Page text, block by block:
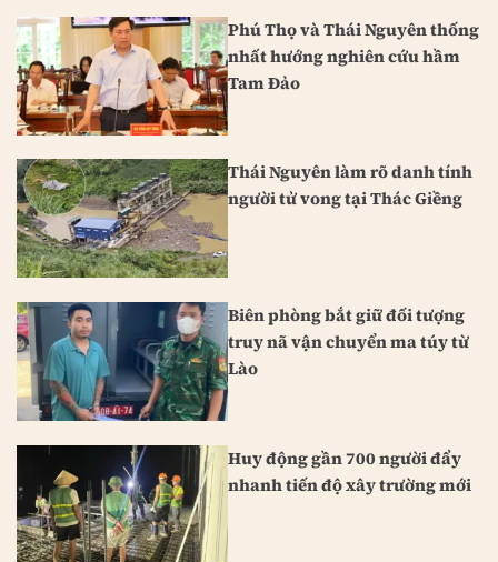
Phú Thọ và Thái Nguyên thống
nhất hướng nghiên cứu hầm
Tam Đảo
Thái Nguyên làm rõ danh tính
người tử vong tại Thác Giềng
Biên phòng bắt giữ đối tượng
truy nã vận chuyển ma túy từ
Lào
Huy động gần 700 người đẩy
nhanh tiến độ xây trường mới